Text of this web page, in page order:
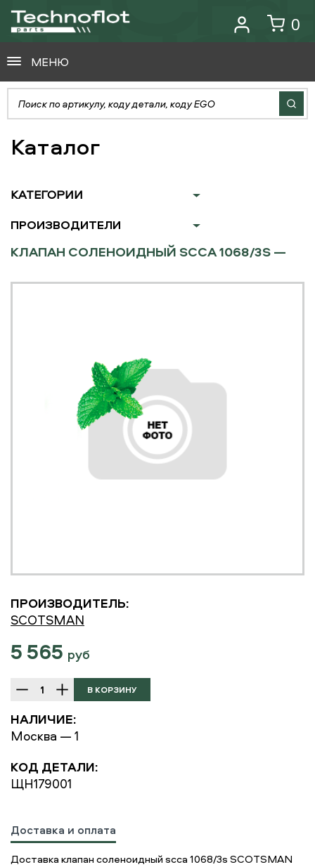
0
МЕНЮ
Каталог
КАТЕГОРИИ
ПРОИЗВОДИТЕЛИ
КЛАПАН СОЛЕНОИДНЫЙ SCCA 1068/3S —
ПРОИЗВОДИТЕЛЬ:
SCOTSMAN
5 565 руб
НАЛИЧИЕ:
Москва — 1
КОД ДЕТАЛИ:
ЩН179001
Доставка и оплата
Доставка клапан соленоидный scca 1068/3s SCOTSMAN